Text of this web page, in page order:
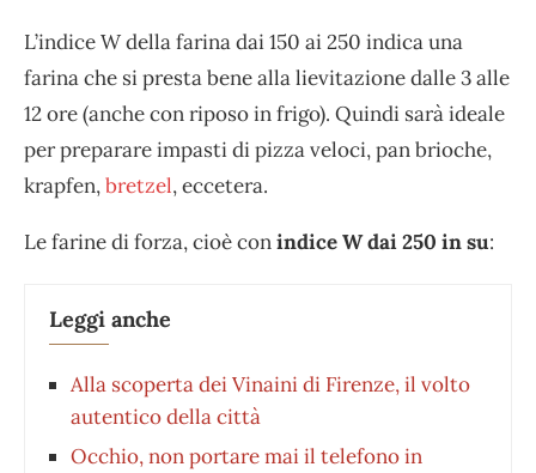
L’indice W della farina dai 150 ai 250 indica una
farina che si presta bene alla lievitazione dalle 3 alle
12 ore (anche con riposo in frigo). Quindi sarà ideale
per preparare impasti di pizza veloci, pan brioche,
krapfen,bretzel, eccetera.
Le farine di forza, cioè conindice W dai 250 in su:
Leggi anche
Alla scoperta dei Vinaini di Firenze, il volto
autentico della città
Occhio, non portare mai il telefono in